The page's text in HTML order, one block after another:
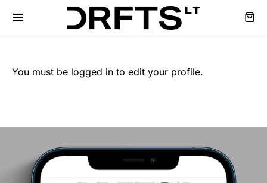
You must be logged in to edit your profile.